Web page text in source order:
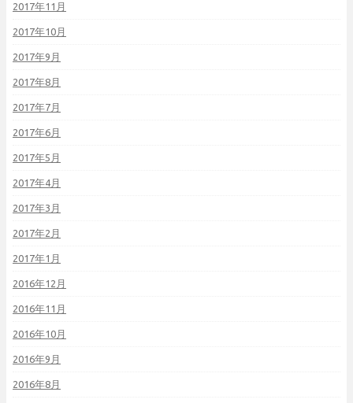
2017年11月
2017年10月
2017年9月
2017年8月
2017年7月
2017年6月
2017年5月
2017年4月
2017年3月
2017年2月
2017年1月
2016年12月
2016年11月
2016年10月
2016年9月
2016年8月